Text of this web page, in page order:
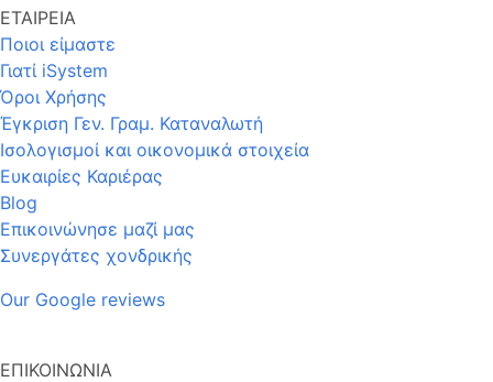
ΕΤΑΙΡΕΙΑ
Ποιοι είμαστε
Γιατί iSystem
Όροι Χρήσης
Έγκριση Γεν. Γραμ. Καταναλωτή
Ισολογισμοί και οικονομικά στοιχεία
Ευκαιρίες Καριέρας
Blog
Επικοινώνησε μαζί μας
Συνεργάτες χονδρικής
Our Google reviews
ΕΠΙΚΟΙΝΩΝΙΑ